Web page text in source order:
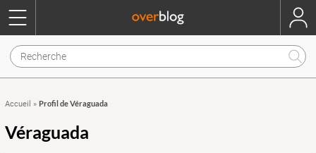
Accueil » Profil de Véraguada
Véraguada